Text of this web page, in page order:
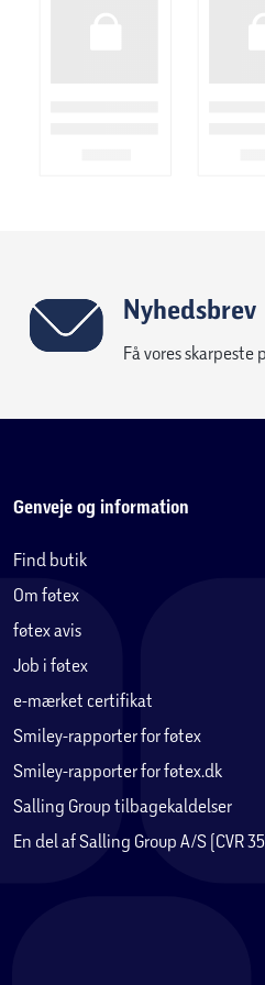
Nyhedsbrev
Få vores skarpeste
Genveje og information
Find butik
Om føtex
føtex avis
Job i føtex
e-mærket certifikat
Smiley-rapporter for føtex
Smiley-rapporter for føtex.dk
Salling Group tilbagekaldelser
En del af Salling Group A/S (CVR